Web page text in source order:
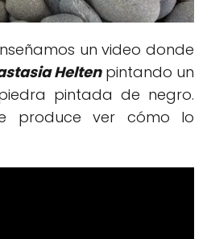
un video donde
Heltenpintando un
pintada de negro.
produce ver cómo lo